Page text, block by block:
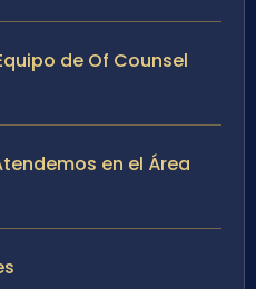
de Of Counsel
en el Área